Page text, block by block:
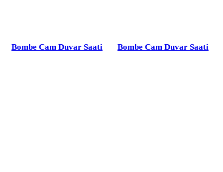
Bombe Cam Duvar Saati Bombe Cam Duvar Saati